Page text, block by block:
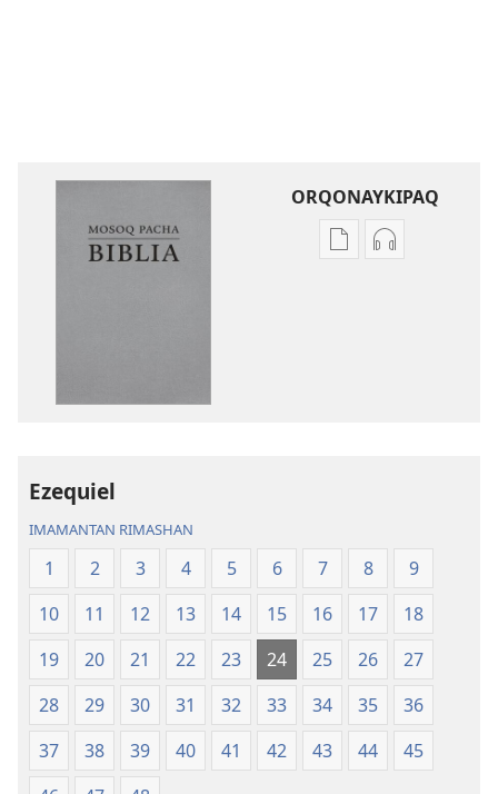
ORQONAYKIPAQ
KaypiKaypin
Ezequiel
IMAMANTAN RIMASHAN
1 2 3 4 5 6 7 8
9
10
11 12 13 14 15 16 17
18
19
20 21 22 23 24 25 26
27
28
29 30 31 32 33 34 35
36
37
38 39 40 41 42 43 44
45